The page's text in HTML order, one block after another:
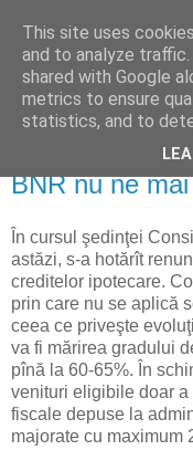
Reflecţii
blog de reflecţii,
joi, 15 ianuarie 2009
BNR nu ne
În cursul şedinţei
astăzi, s-a hotărît
creditelor ipotecare.
prin care nu se aplică
ceea ce priveşte
va fi mărirea gradului
pînă la 60-65%. În
venituri eligibile doar
fiscale depuse la
majorate cu maximum
This site uses
and to analyze traffic.
shared with Google
metrics to ensure
statistics, and to